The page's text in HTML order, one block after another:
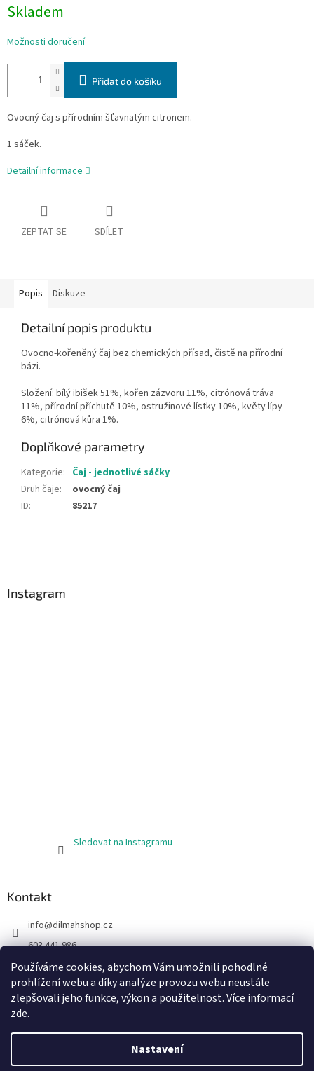
Používáme cookies, abychom Vám umožnili pohodlné
prohlížení webu a díky analýze provozu webu neustále
zlepšovali jeho funkce, výkon a použitelnost. Více informací
zde.
Nastavení
cena:
Skladem
Možnosti doručení
Přidat do košíku
Ovocný čaj s přírodním šťavnatým citronem.
1 sáček.
Detailní informace
ZEPTAT SE SDÍLET
Popis Diskuze
Detailní popis produktu
Ovocno-kořeněný čaj bez chemických přísad, čistě na přírodní
bázi.
Složení: bílý ibišek 51%, kořen zázvoru 11%, citrónová tráva
11%, přírodní příchutě 10%, ostružinové lístky 10%, květy lípy
6%, citrónová kůra 1%.
Doplňkové parametry
Kategorie: Čaj - jednotlivé sáčky
Druh čaje:
ovocný čaj
ID: 85217
Instagram
Sledovat na Instagramu
Kontakt
info@dilmahshop.cz
603 441 986
603 890 398
https://www.facebook.com/cejlonskycaj
Vytvořil Shoptet